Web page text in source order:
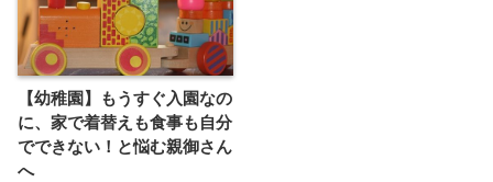
【幼稚園】もうすぐ入園なの
に、家で着替えも食事も自分
でできない！と悩む親御さん
へ